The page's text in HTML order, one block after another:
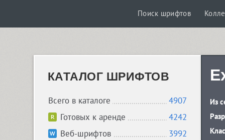
Поиск шрифтов
КАТАЛОГ ШРИФТОВ
Всего в каталоге
4907
Готовых к аренде
4242
Веб-шрифтов
3992
Из